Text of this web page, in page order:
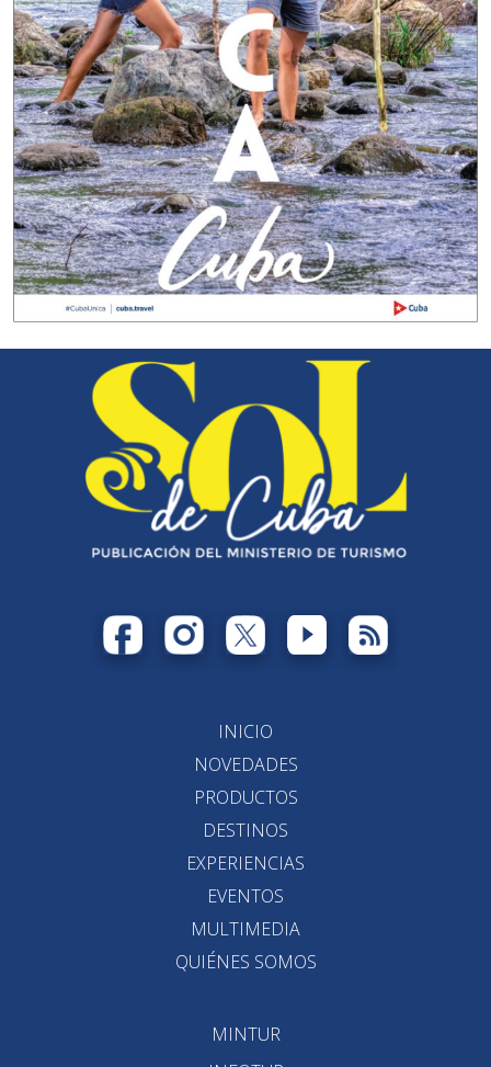
INICIO
NOVEDADES
PRODUCTOS
DESTINOS
EXPERIENCIAS
EVENTOS
MULTIMEDIA
QUIÉNES SOMOS
MINTUR